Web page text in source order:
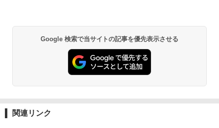
Google 検索で当サイトの記事を優先表示させる
関連リンク